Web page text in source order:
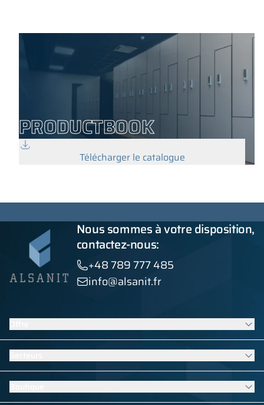
PRODUCTBOOK
Télécharger le catalogue
Nous sommes à votre disposition,
contactez-nous:
+48 789 777 485
info@alsanit.fr
Casiers
Cabines sanitaires
Mobilier contract
Mobilier pour écoles et maternelles
Équipements pour piscines